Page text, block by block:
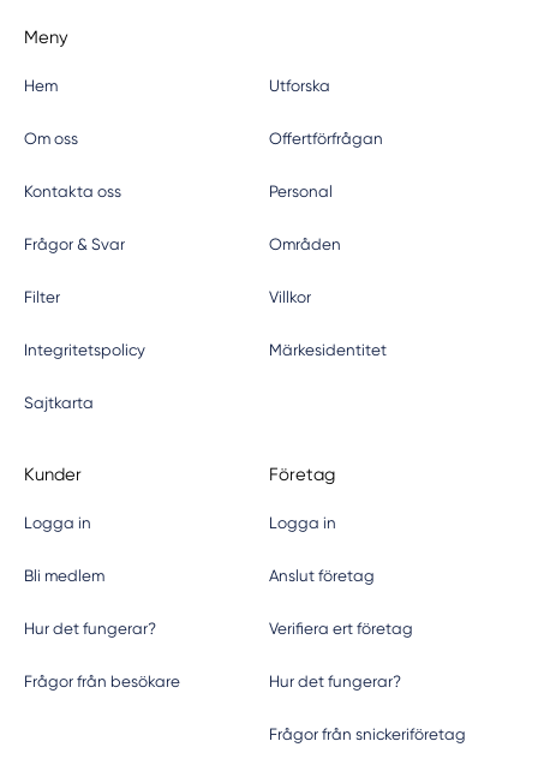
Meny
Hem Utforska
Om oss Offertförfrågan
Kontakta oss Personal
Frågor & Svar Områden
Filter Villkor
Integritetspolicy Märkesidentitet
Sajtkarta
Kunder
Logga in
Bli medlem
Hur det fungerar?
Frågor från besökare
Företag
Logga in
Anslut företag
Verifiera ert företag
Hur det fungerar?
Frågor från snickeriföretag